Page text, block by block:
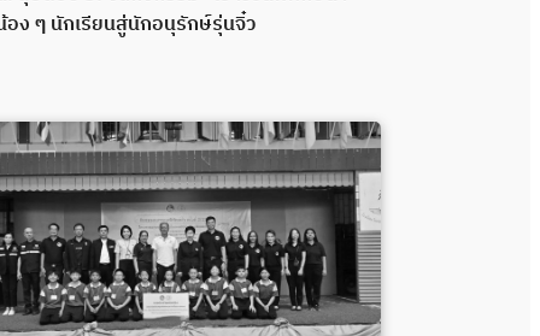
อง ๆ นักเรียนสู่นักอนุรักษ์รุ่นจิ๋ว